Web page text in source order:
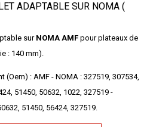
ADAPTABLE SUR NOMA (
sur NOMA AMFpour plateaux de
: 140 mm).
(Oem) : AMF - NOMA : 327519, 307534,
51450, 50632, 1022, 327519 -
51450, 56424, 327519.